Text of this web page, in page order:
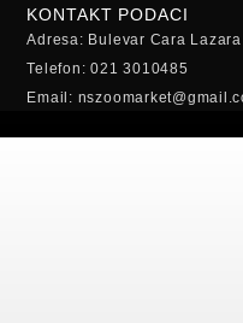
KONTAKT PODACI
Adresa: Bulevar Cara
Telefon: 021 3010485
Email: